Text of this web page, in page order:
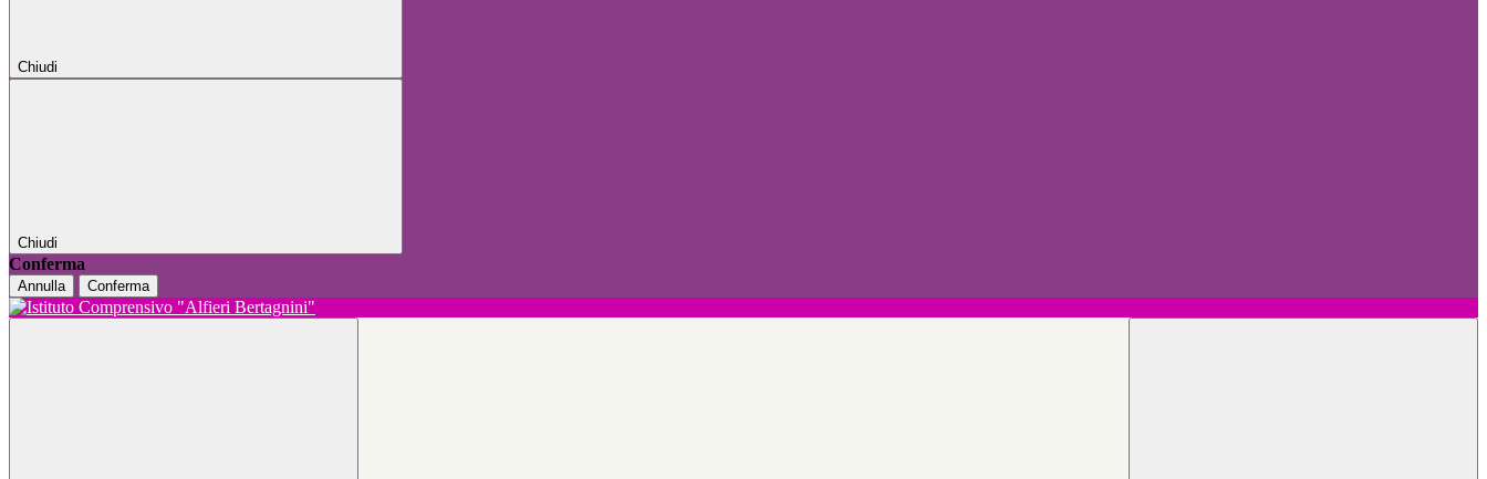
Chiudi
Chiudi
Conferma
Annulla Conferma